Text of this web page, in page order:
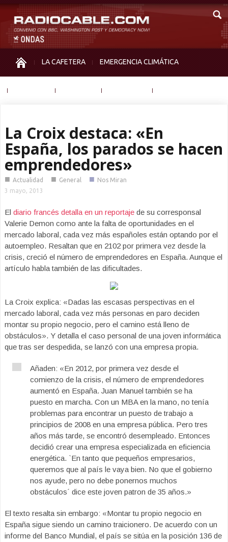
LA CAFETERA EMERGENCIA CLIMÁTICA
La Croix destaca: «En
España, los parados se hacen
emprendedores»
■ Actualidad ■ General ■ Nos Miran
3 mayo, 2013
El diario francés detalla en un reportaje de su corresponsal
Valerie Demon como ante la falta de oportunidades en el
mercado laboral, cada vez más españoles están optando por el
autoempleo. Resaltan que en 2102 por primera vez desde la
crisis, creció el número de emprendedores en España. Aunque el
artículo habla también de las dificultades.
La Croix explica: «Dadas las escasas perspectivas en el
mercado laboral, cada vez más personas en paro deciden
montar su propio negocio, pero el camino está lleno de
obstáculos». Y detalla el caso personal de una joven informática
que tras ser despedida, se lanzó con una empresa propia.
Añaden: «En 2012, por primera vez desde el
comienzo de la crisis, el número de emprendedores
aumentó en España. Juan Manuel también se ha
puesto en marcha. Con un MBA en la mano, no tenía
problemas para encontrar un puesto de trabajo a
principios de 2008 en una empresa pública. Pero tres
años más tarde, se encontró desempleado. Entonces
decidió crear una empresa especializada en eficiencia
energética. `En tanto que pequeños empresarios,
queremos que al país le vaya bien. No que el gobierno
nos ayude, pero no debe ponernos muchos
obstáculos´ dice este joven patron de 35 años.»
El texto resalta sin embargo: «Montar tu propio negocio en
España sigue siendo un camino traicionero. De acuerdo con un
informe del Banco Mundial, el país se sitúa en la posición 136 de